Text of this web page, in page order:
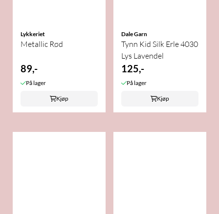
Lykkeriet
Metallic Rød
89,-
På lager
Kjøp
Dale Garn
Tynn Kid Silk Erle 4030
Lys Lavendel
125,-
På lager
Kjøp